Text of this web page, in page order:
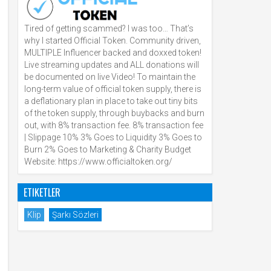
Tired of getting scammed? I was too… That’s
why I started Official Token. Community driven,
MULTIPLE Influencer backed and doxxed token!
Live streaming updates and ALL donations will
be documented on live Video! To maintain the
long-term value of official token supply, there is
a deflationary plan in place to take out tiny bits
of the token supply, through buybacks and burn
out, with 8% transaction fee. 8% transaction fee
| Slippage 10% 3% Goes to Liquidity 3% Goes to
Burn 2% Goes to Marketing & Charity Budget
Website: https://www.officialtoken.org/
ETIKETLER
Klip Şarkı Sözleri